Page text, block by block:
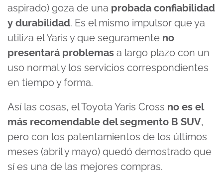
aspirado) goza de una probada confiabilidad
y durabilidad. Es el mismo impulsor que ya
utiliza el Yaris y que seguramente no
presentará problemas a largo plazo con un
uso normal y los servicios correspondientes
en tiempo y forma.
Así las cosas, el Toyota Yaris Cross no es el
más recomendable del segmento B SUV,
pero con los patentamientos de los últimos
meses (abril y mayo) quedó demostrado que
sí es una de las mejores compras.